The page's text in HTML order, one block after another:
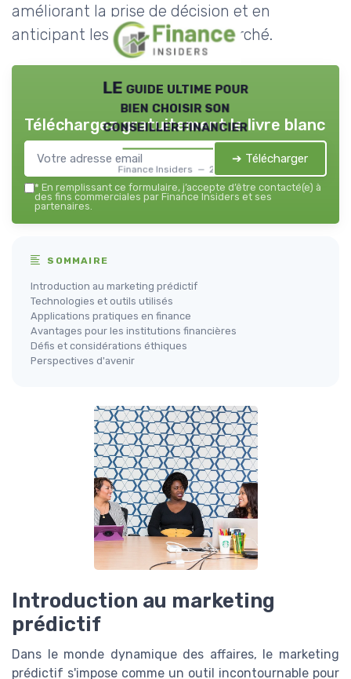
améliorant la prise de décision et en
anticipant les tendances du marché.
LE guide ultime pour
bien choisir son
conseiller financier
Finance Insiders — 2026
Téléchargez gratuitement le livre blanc
➔ Télécharger
* En remplissant ce formulaire, j’accepte d’être contacté(e) à
des fins commerciales par Finance Insiders et ses
partenaires.
SOMMAIRE
Introduction au marketing prédictif
Technologies et outils utilisés
Applications pratiques en finance
Avantages pour les institutions financières
Défis et considérations éthiques
Perspectives d'avenir
Introduction au marketing
prédictif
Dans le monde dynamique des affaires, le marketing
prédictif s'impose comme un outil incontournable pour